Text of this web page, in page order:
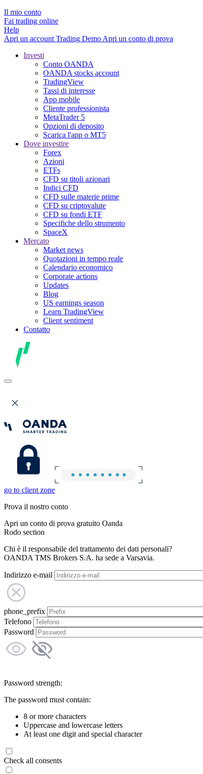
Il mio conto
Fai trading online
Help
Apri un account Trading Demo Apri un conto di prova
Investi
Conto OANDA
OANDA stocks account
TradingView
Tassi di interesse
App mobile
Cliente professionista
MetaTrader 5
Opzioni di deposito
Scarica l'app o MT5
Dove investire
Forex
Azioni
ETFs
CFD su titoli azionari
Indici CFD
CFD sulle materie prime
CFD su criptovalute
CFD su fondi ETF
Specifiche dello strumento
SpaceX
Mercato
Market news
Quotazioni in tempo reale
Calendario economico
Corporate actions
Updates
Blog
US earnings season
Learn TradingView
Client sentiment
Contatto
go to client zone
Prova il nostro conto
Apri un conto di prova gratuito Oanda
Rodo section
Chi è il responsabile del trattamento dei dati personali?
OANDA TMS Brokers S.A. ha sede a Varsavia.
Indirizzo e-mail
phone_prefix
Telefono
Password
Password strength:
The password must contain:
8 or more characters
Uppercase and lowercase letters
At least one digit and special character
Check all consents